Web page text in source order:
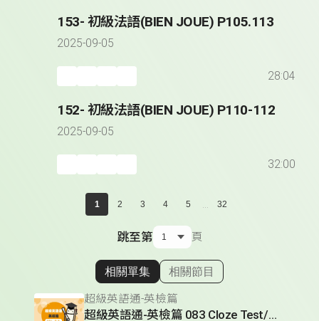
153- 初級法語(BIEN JOUE) P105.113
2025-09-05
28:04
152- 初級法語(BIEN JOUE) P110-112
2025-09-05
32:00
1 2 3 4 5 ... 32
跳至第 頁
顯示相關單集
相關單集 相關節目
超級英語通-英檢篇
超級英語通-英檢篇 083 Cloze Test/段落填空-13